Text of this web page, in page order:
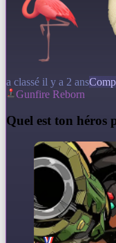
a classé il y a 2 ans
Gunfire Reborn
Quel est ton héros